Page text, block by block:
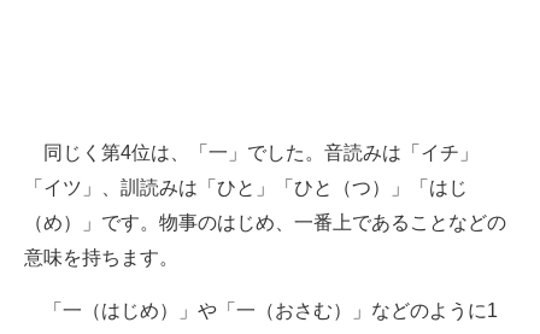
同じく第4位は、「一」でした。音読みは「イチ」
「イツ」、訓読みは「ひと」「ひと（つ）」「はじ
（め）」です。物事のはじめ、一番上であることなどの
意味を持ちます。
「一（はじめ）」や「一（おさむ）」などのように1